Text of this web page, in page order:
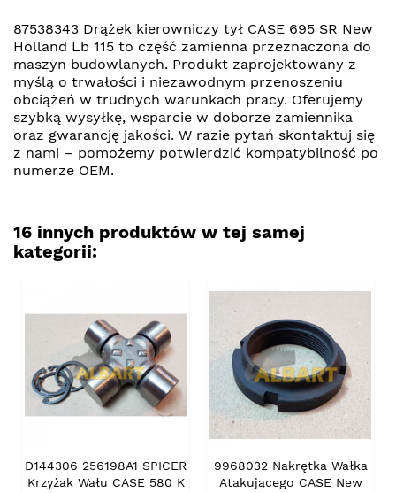
87538343 Drążek kierowniczy tył CASE 695 SR New
Holland Lb 115 to część zamienna przeznaczona do
maszyn budowlanych. Produkt zaprojektowany z
myślą o trwałości i niezawodnym przenoszeniu
obciążeń w trudnych warunkach pracy. Oferujemy
szybką wysyłkę, wsparcie w doborze zamiennika
oraz gwarancję jakości. W razie pytań skontaktuj się
z nami – pomożemy potwierdzić kompatybilność po
numerze OEM.
16 innych produktów w tej samej
kategorii:
D144306 256198A1 SPICER
Krzyżak Wału CASE 580 K
9968032 Nakrętka Wałka
Atakującego CASE New